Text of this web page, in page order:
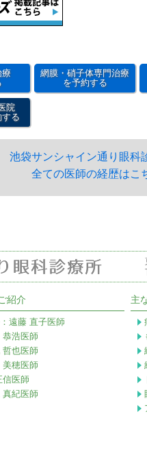
療
網膜・硝子体専門治療
を予約する
院
る
池袋サンシャイン通り眼科
全ての医師の経歴はこ
紹介
遠藤 直子医師
恭浩医師
哲也医師
美穂医師
信医師
真紀医師
主